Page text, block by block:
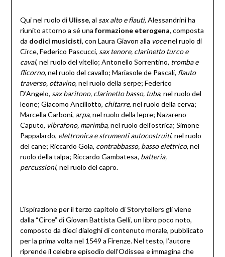
Qui nel ruolo di Ulisse, al sax alto e flauti, Alessandrini ha
riunito attorno a sé una formazione eterogena, composta
da dodici musicisti, con Laura Giavon alla vocenel ruolo di
Circe, Federico Pascucci, sax tenore, clarinetto turco e
caval, nel ruolo del vitello; Antonello Sorrentino, tromba e
flicorno, nel ruolo del cavallo; Mariasole de Pascali, flauto
traverso, ottavino, nel ruolo della serpe; Federico
D’Angelo, sax baritono, clarinetto basso, tuba, nel ruolo del
leone; Giacomo Ancillotto, chitarre, nel ruolo della cerva;
Marcella Carboni, arpa, nel ruolo della lepre; Nazareno
Caputo, vibrafono, marimba, nel ruolo dell’ostrica; Simone
Pappalardo, elettronica e strumenti autocostruiti, nel ruolo
del cane; Riccardo Gola, contrabbasso, basso elettrico, nel
ruolo della talpa; Riccardo Gambatesa, batteria,
percussioni, nel ruolo del capro.
L’ispirazione per il terzo capitolo di Storytellers gli viene
dalla “Circe” di Giovan Battista Gelli, un libro poco noto,
composto da dieci dialoghi di contenuto morale, pubblicato
per la prima volta nel 1549 a Firenze. Nel testo, l’autore
riprende il celebre episodio dell’Odissea e immagina che